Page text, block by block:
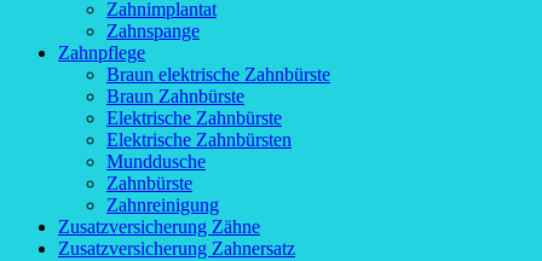
Zahnimplantat
Zahnspange
Zahnpflege
Braun elektrische Zahnbürste
Braun Zahnbürste
Elektrische Zahnbürste
Elektrische Zahnbürsten
Munddusche
Zahnbürste
Zahnreinigung
Zusatzversicherung Zähne
Zusatzversicherung Zahnersatz